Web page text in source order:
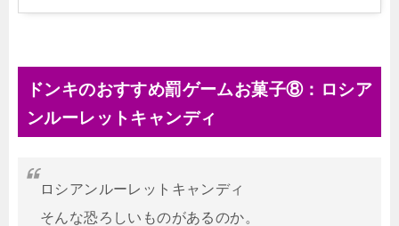
ドンキのおすすめ罰ゲームお菓子⑧：ロシア
ンルーレットキャンディ
ロシアンルーレットキャンディ
そんな恐ろしいものがあるのか。